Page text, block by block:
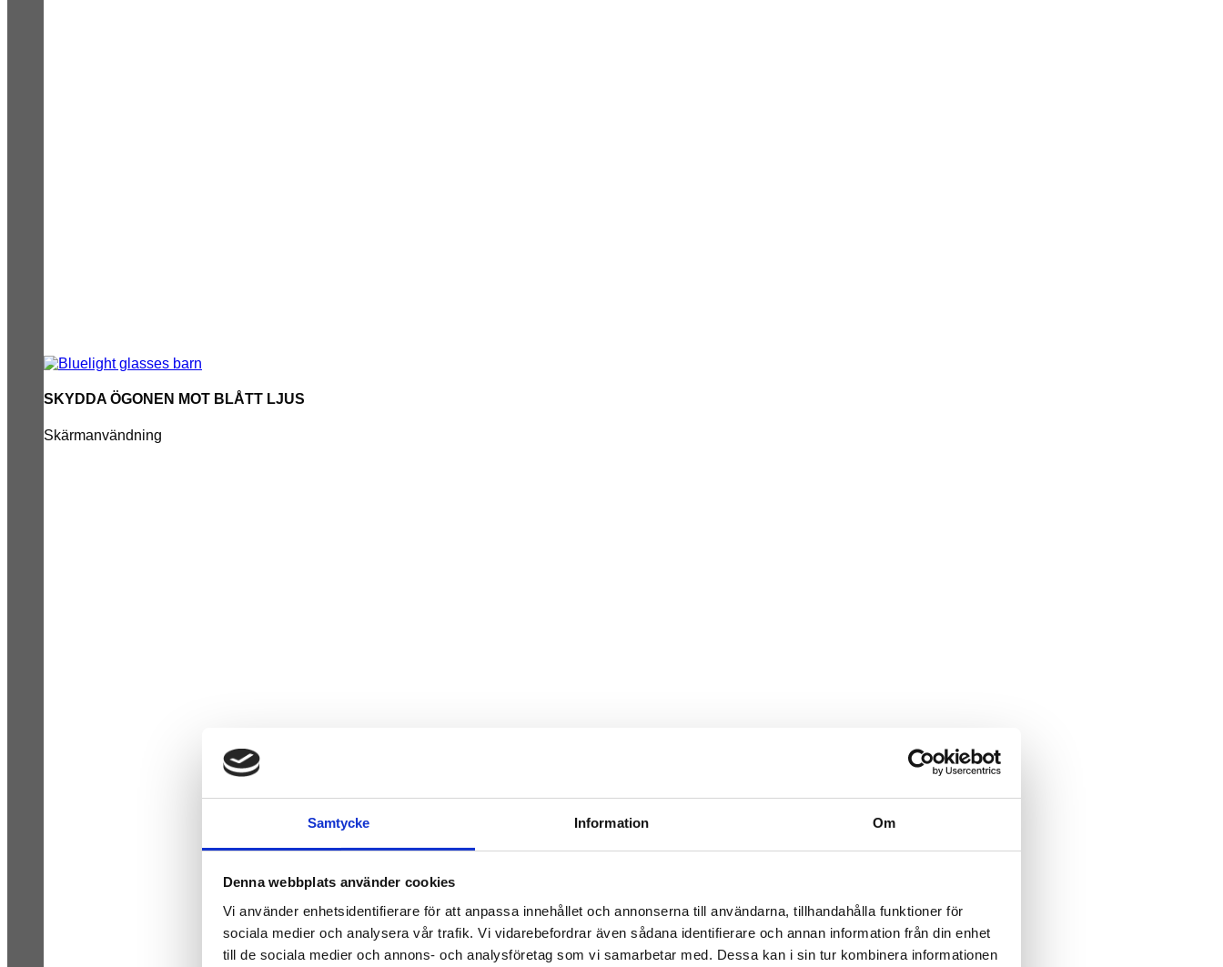
Samtycke Information Om
Denna webbplats använder cookies
Vi använder enhetsidentifierare för att anpassa innehållet och annonserna till användarna, tillhandahålla funktioner för
sociala medier och analysera vår trafik. Vi vidarebefordrar även sådana identifierare och annan information från din enhet
till de sociala medier och annons- och analysföretag som vi samarbetar med. Dessa kan i sin tur kombinera informationen
SKYDDA ÖGONEN MOT BLÅTT LJUS
Skärmanvändning